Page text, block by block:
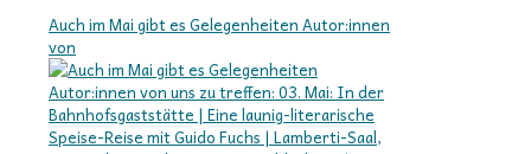
Auch im Mai gibt es Gelegenheiten Autor:innen
von